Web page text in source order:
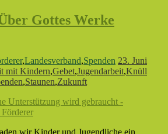
Gottes Werke
,Landesverband,Spenden 23. Juni
mit Kindern,Gebet,Jugendarbeit,Knüll
,Staunen,Zukunft
wir Kinder und Jugendliche ein,